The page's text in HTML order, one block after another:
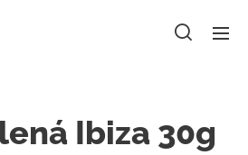
Ibiza 30g